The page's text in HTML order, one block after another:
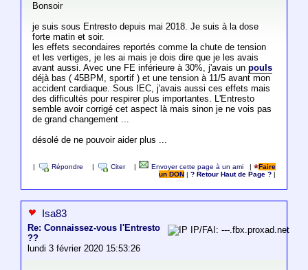
Bonsoir
je suis sous Entresto depuis mai 2018. Je suis à la dose
forte matin et soir.
les effets secondaires reportés comme la chute de tension
et les vertiges, je les ai mais je dois dire que je les avais
avant aussi. Avec une FE inférieure à 30%, j'avais un pouls
déjà bas ( 45BPM, sportif ) et une tension à 11/5 avant mon
accident cardiaque. Sous IEC, j'avais aussi ces effets mais
des difficultés pour respirer plus importantes. L'Entresto
semble avoir corrigé cet aspect là mais sinon je ne vois pas
de grand changement ...
désolé de ne pouvoir aider plus ...
Répondre Citer Envoyer cette page à un ami |
Faire
un DON
|? Retour Haut de Page ?
Isa83
Re: Connaissez-vous l'Entresto
??
lundi 3 février 2020 15:53:26
IP/FAI: ---.fbx.proxad.net